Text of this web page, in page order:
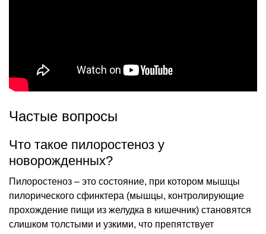
Частые вопросы
Что такое пилоростеноз у
новорожденных?
Пилоростеноз – это состояние, при котором мышцы
пилорического сфинктера (мышцы, контролирующие
прохождение пищи из желудка в кишечник) становятся
слишком толстыми и узкими, что препятствует